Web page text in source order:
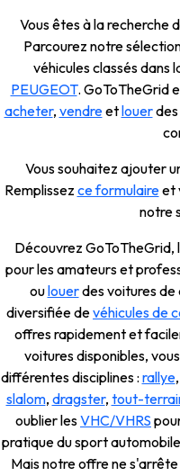
Vous êtes à la recherche
Parcourez notre
véhicules classés dans
PEUGEOT. GoToTheGrid
acheter, vendreetlouerdes
Vous souhaitez ajouter
Remplissez ce formulaireet
notre
Découvrez
pour les amateurs et
oulouerdes voitures de
diversifiée devéhicules de
offres rapidement et
voitures disponibles,
différentes disciplines : rallye,
slalom, dragster, tout-
oublier lesVHC/VHRS
pratique du sport
Mais notre offre ne